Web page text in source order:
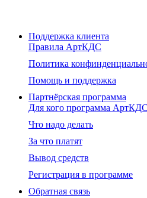
Поддержка клиента
Правила АртКДС
Политика
Помощь и поддержка
Партнёрская программа
Для кого программа АртКДС
Что надо делать
За что платят
Вывод средств
Регистрация в программе
Обратная связь